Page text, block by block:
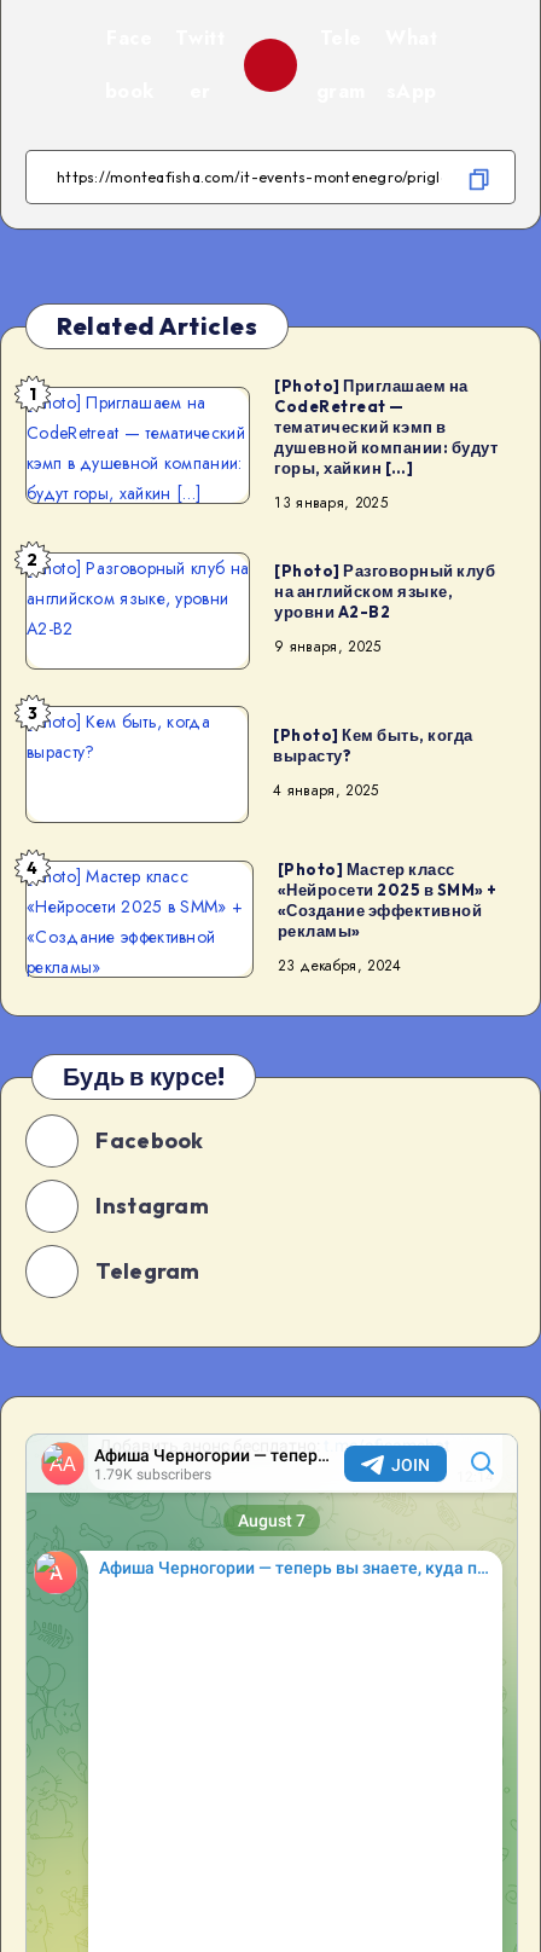
Related Articles
[Photo] Приглашаем на
CodeRetreat — тематический
кэмп в душевной компании:
будут горы, хайкин […]
1
[Photo] Приглашаем на
CodeRetreat —
тематический кэмп в
душевной компании: будут
горы, хайкин […]
13 января, 2025
[Photo] Разговорный клуб на
английском языке, уровни
A2-B2
2
[Photo] Разговорный клуб
на английском языке,
уровни A2-B2
9 января, 2025
[Photo] Кем быть, когда
вырасту?
3
[Photo] Кем быть, когда
вырасту?
4 января, 2025
[Photo] Мастер класс
«Нейросети 2025 в SMM» +
«Создание эффективной
рекламы»
4
[Photo] Мастер класс
«Нейросети 2025 в SMM» +
«Создание эффективной
рекламы»
23 декабря, 2024
Будь в курсе!
Facebook
Instagram
Telegram